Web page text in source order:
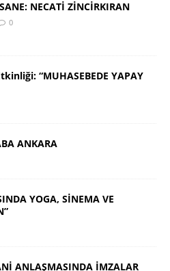
NECATİ ZİNCİRKIRAN
0
“MUHASEBEDE YAPAY
ANKARA
YOGA, SİNEMA VE
ANLAŞMASINDA İMZALAR